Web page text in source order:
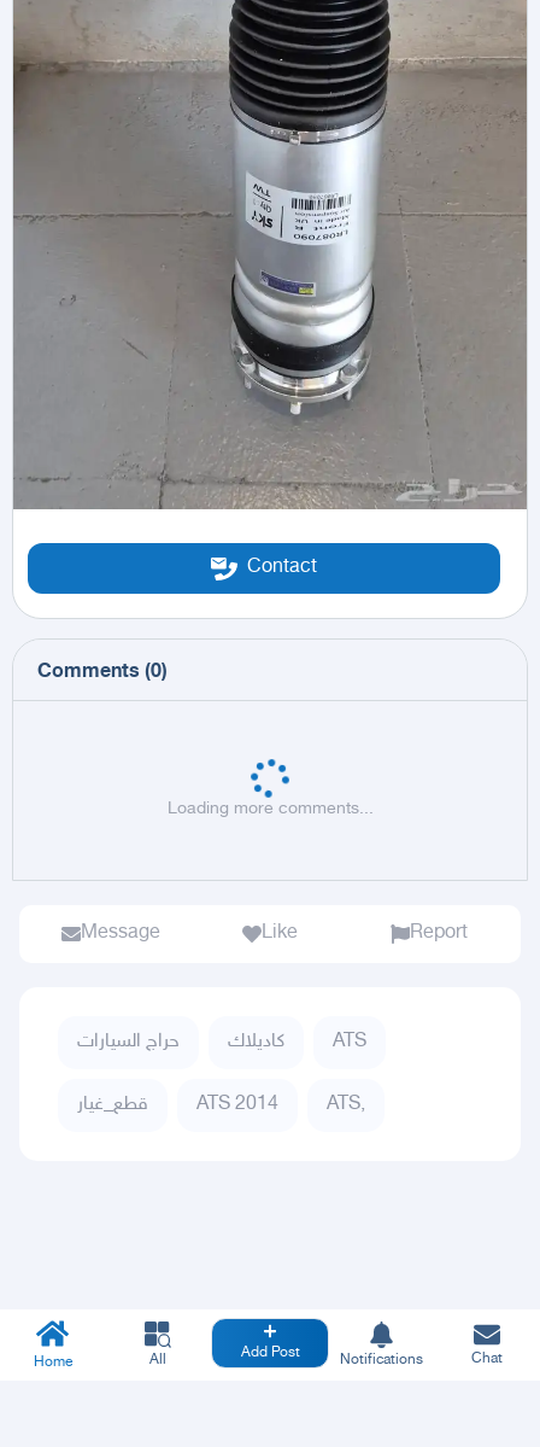
Contact
Comments (0)
Loading more comments...
Message Like Report
حراج السيارات كاديلاك ATS
قطع_غيار ATS 2014 ATS,
Home All Add Post Notifications Chat